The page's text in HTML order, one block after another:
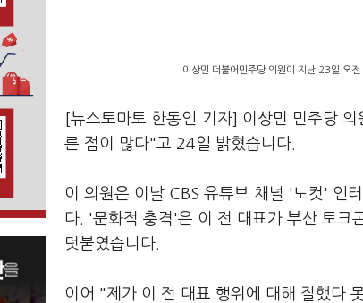
이상민 더불어민주당 의원이 지난 23일 오
[뉴스토마토 한동인 기자] 이상민 민주당
른 점이 많다"고 24일 밝혔습니다.
이 의원은 이날 CBS 유튜브 채널 '노컷' 인
다. '문화적 충격'은 이 전 대표가 부산 토크
덧붙였습니다.
이어 "제가 이 전 대표 행위에 대해 잘했다